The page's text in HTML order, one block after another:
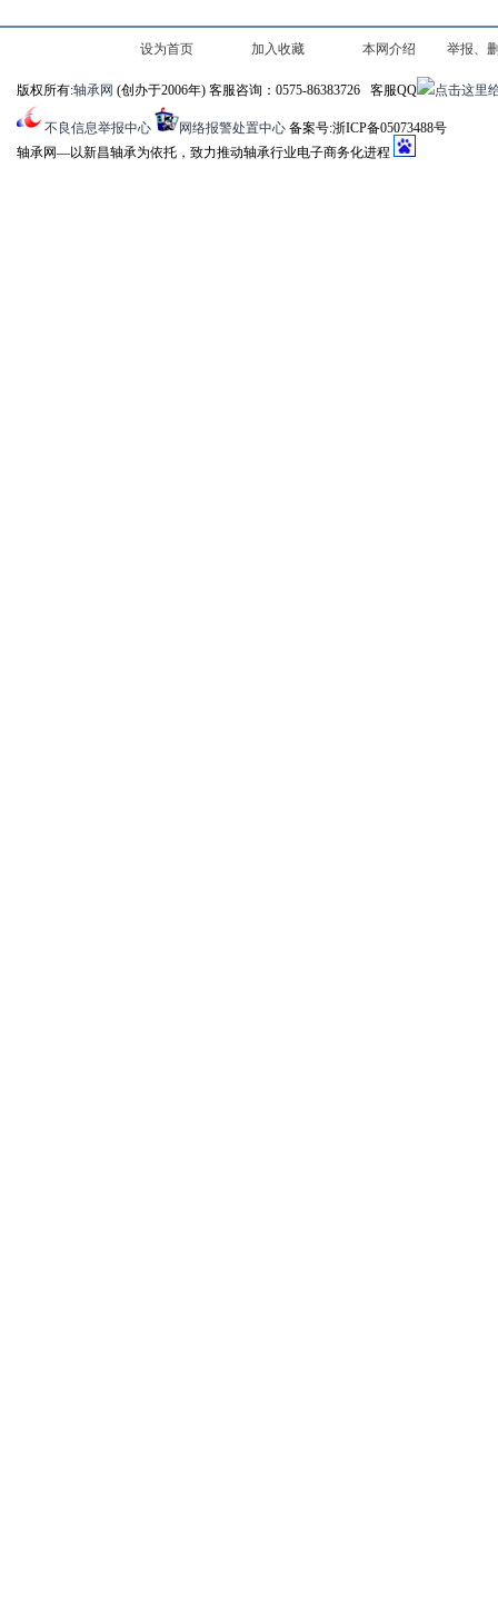
设为首页 加入收藏 本网介绍 举报、
及认
版权所有:轴承网 (创办于2006年) 客服咨询：0575-86383726 客服QQ
不良信息举报中心 网络报警处置中心 备案号:浙ICP备05073488号
轴承网―以新昌轴承为依托，致力推动轴承行业电子商务化进程